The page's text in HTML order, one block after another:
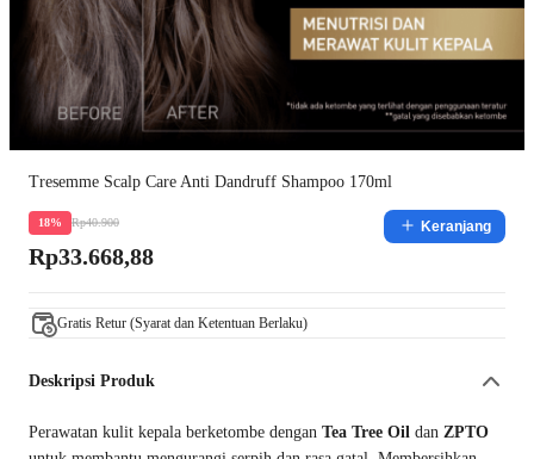
Tresemme Scalp Care Anti Dandruff Shampoo 170ml
18% Rp40.900
Rp33.668,88
Keranjang
Gratis Retur (Syarat dan Ketentuan Berlaku)
Deskripsi Produk
Perawatan kulit kepala berketombe dengan Tea Tree Oil dan ZPTO